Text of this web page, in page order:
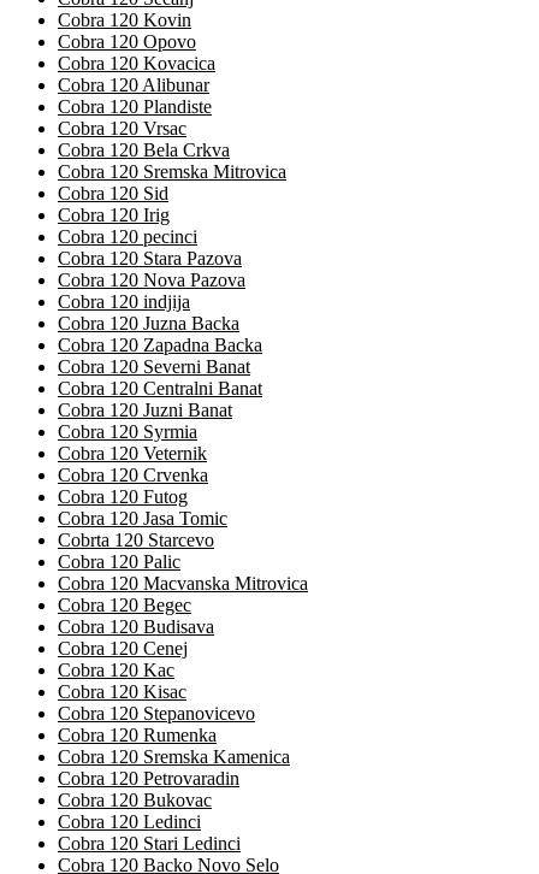
Cobra 120 Kovin
Cobra 120 Opovo
Cobra 120 Kovacica
Cobra 120 Alibunar
Cobra 120 Plandiste
Cobra 120 Vrsac
Cobra 120 Bela Crkva
Cobra 120 Sremska Mitrovica
Cobra 120 Sid
Cobra 120 Irig
Cobra 120 pecinci
Cobra 120 Stara Pazova
Cobra 120 Nova Pazova
Cobra 120 indjija
Cobra 120 Juzna Backa
Cobra 120 Zapadna Backa
Cobra 120 Severni Banat
Cobra 120 Centralni Banat
Cobra 120 Juzni Banat
Cobra 120 Syrmia
Cobra 120 Veternik
Cobra 120 Crvenka
Cobra 120 Futog
Cobra 120 Jasa Tomic
Cobrta 120 Starcevo
Cobra 120 Palic
Cobra 120 Macvanska Mitrovica
Cobra 120 Begec
Cobra 120 Budisava
Cobra 120 Cenej
Cobra 120 Kac
Cobra 120 Kisac
Cobra 120 Stepanovicevo
Cobra 120 Rumenka
Cobra 120 Sremska Kamenica
Cobra 120 Petrovaradin
Cobra 120 Bukovac
Cobra 120 Ledinci
Cobra 120 Stari Ledinci
Cobra 120 Backo Novo Selo